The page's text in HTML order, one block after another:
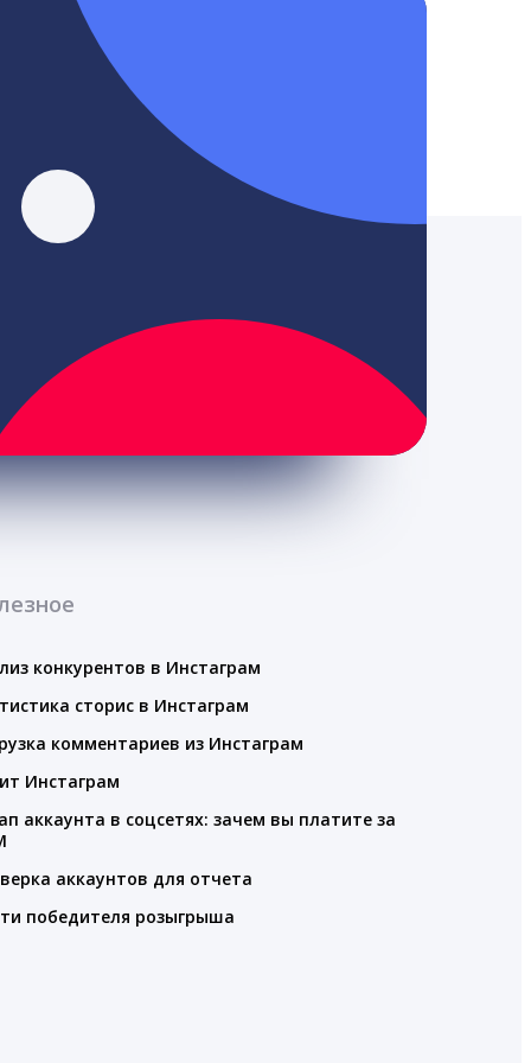
конкурентов в Инстаграм
сторис в Инстаграм
комментариев из Инстаграм
Инстаграм
аккаунта в соцсетях: зачем вы платите за
аккаунтов для отчета
победителя розыгрыша